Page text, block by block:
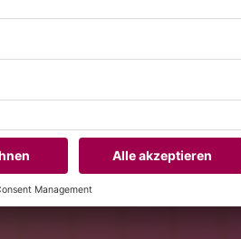
TECHNO
Du stehst auf den Sound von Karotte?
Hör ma rein!
Es läuft:
Hngt mit Dark Empire (original Mix)